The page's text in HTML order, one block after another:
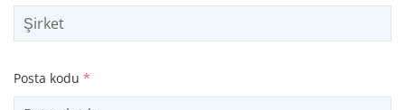
Posta kodu *